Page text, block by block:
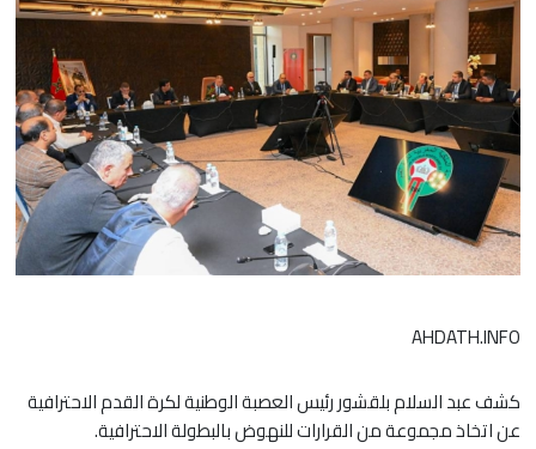
AHDATH.INFO
كشف عبد السلام بلقشور رئيس العصبة الوطنية لكرة القدم الاحترافية
عن اتخاذ مجموعة من القرارات للنهوض بالبطولة الاحترافية.